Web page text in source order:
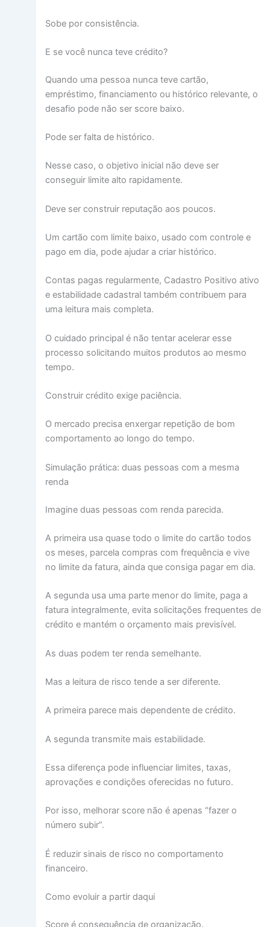
Sobe por consistência.
E se você nunca teve crédito?
Quando uma pessoa nunca teve cartão,
empréstimo, financiamento ou histórico relevante, o
desafio pode não ser score baixo.
Pode ser falta de histórico.
Nesse caso, o objetivo inicial não deve ser
conseguir limite alto rapidamente.
Deve ser construir reputação aos poucos.
Um cartão com limite baixo, usado com controle e
pago em dia, pode ajudar a criar histórico.
Contas pagas regularmente, Cadastro Positivo ativo
e estabilidade cadastral também contribuem para
uma leitura mais completa.
O cuidado principal é não tentar acelerar esse
processo solicitando muitos produtos ao mesmo
tempo.
Construir crédito exige paciência.
O mercado precisa enxergar repetição de bom
comportamento ao longo do tempo.
Simulação prática: duas pessoas com a mesma
renda
Imagine duas pessoas com renda parecida.
A primeira usa quase todo o limite do cartão todos
os meses, parcela compras com frequência e vive
no limite da fatura, ainda que consiga pagar em dia.
A segunda usa uma parte menor do limite, paga a
fatura integralmente, evita solicitações frequentes de
crédito e mantém o orçamento mais previsível.
As duas podem ter renda semelhante.
Mas a leitura de risco tende a ser diferente.
A primeira parece mais dependente de crédito.
A segunda transmite mais estabilidade.
Essa diferença pode influenciar limites, taxas,
aprovações e condições oferecidas no futuro.
Por isso, melhorar score não é apenas “fazer o
número subir”.
É reduzir sinais de risco no comportamento
financeiro.
Como evoluir a partir daqui
Score é consequência de organização.